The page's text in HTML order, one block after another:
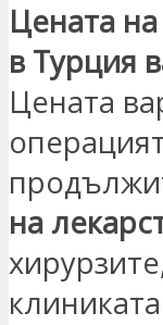
Цената
в Турция
Цената
на